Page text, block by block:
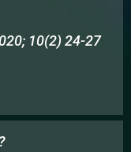
10(2) 24-27